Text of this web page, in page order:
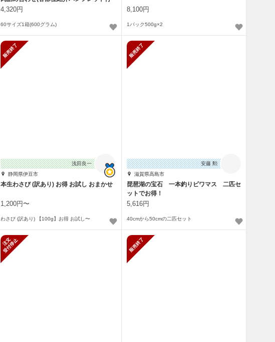
き
4,320円
60サイズ1箱(600グラム)
8,100円
1パック500g×2
浅田良一
静岡県伊豆市
本生わさび (訳あり) お得 お試し おまかせ
1,200円〜
わさび (訳あり) 【100g】お得 お試し〜
安藤 勲
滋賀県高島市
琵琶湖の宝石 一本釣りビワマス 二匹セ
ットでお得！
5,616円
40cmから50cmの二匹セット